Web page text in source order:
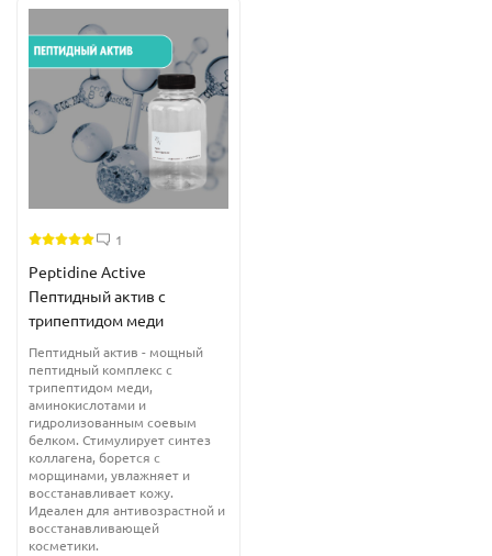
1
Peptidine Active
Пептидный актив с
трипептидом меди
Пептидный актив - мощный
пептидный комплекс с
трипептидом меди,
аминокислотами и
гидролизованным соевым
белком. Стимулирует синтез
коллагена, борется с
морщинами, увлажняет и
восстанавливает кожу.
Идеален для антивозрастной и
восстанавливающей
косметики.